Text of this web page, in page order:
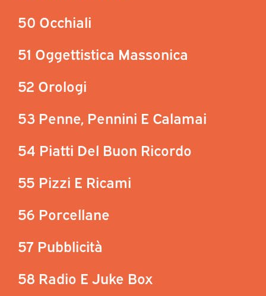
50 Occhiali
51 Oggettistica Massonica
52 Orologi
53 Penne, Pennini E Calamai
54 Piatti Del Buon Ricordo
55 Pizzi E Ricami
56 Porcellane
57 Pubblicità
58 Radio E Juke Box